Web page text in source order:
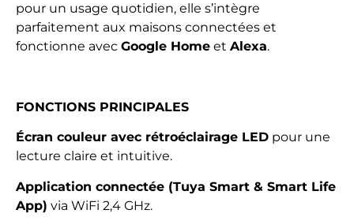
pour un usage quotidien, elle s’intègre
parfaitement aux maisons connectées et
fonctionne avec Google Home et Alexa.
FONCTIONS PRINCIPALES
Écran couleur avec rétroéclairage LED pour une
lecture claire et intuitive.
Application connectée (Tuya Smart & Smart Life
App) via WiFi 2,4 GHz.